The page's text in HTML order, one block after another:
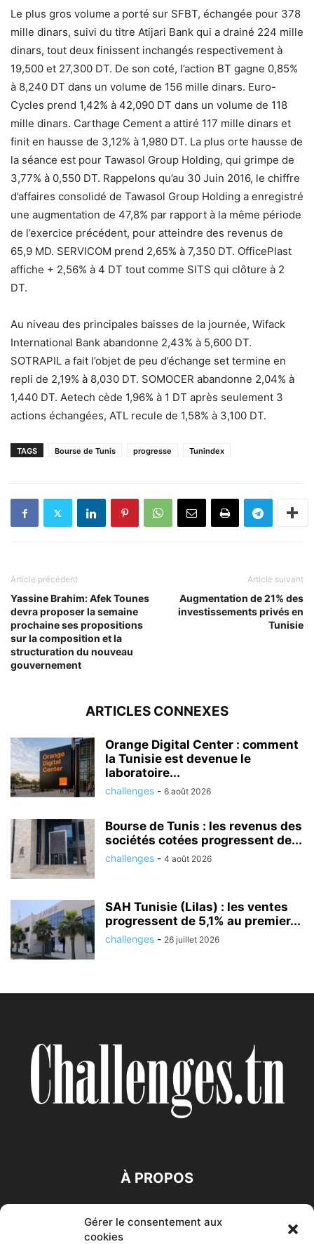
Gérer le consentement aux
cookies
Le plus gros volume a porté sur SFBT, échangée pour 378
mille dinars, suivi du titre Atijari Bank qui a drainé 224 mille
dinars, tout deux finissent inchangés respectivement à
19,500 et 27,300 DT. De son coté, l’action BT gagne 0,85%
à 8,240 DT dans un volume de 156 mille dinars. Euro-
Cycles prend 1,42% à 42,090 DT dans un volume de 118
mille dinars. Carthage Cement a attiré 117 mille dinars et
finit en hausse de 3,12% à 1,980 DT. La plus orte hausse de
la séance est pour Tawasol Group Holding, qui grimpe de
3,77% à 0,550 DT. Rappelons qu’au 30 Juin 2016, le chiffre
d’affaires consolidé de Tawasol Group Holding a enregistré
une augmentation de 47,8% par rapport à la même période
de l’exercice précédent, pour atteindre des revenus de
65,9 MD. SERVICOM prend 2,65% à 7,350 DT. OfficePlast
affiche + 2,56% à 4 DT tout comme SITS qui clôture à 2
DT.
Au niveau des principales baisses de la journée, Wifack
International Bank abandonne 2,43% à 5,600 DT.
SOTRAPIL a fait l’objet de peu d’échange set termine en
repli de 2,19% à 8,030 DT. SOMOCER abandonne 2,04% à
1,440 DT. Aetech cède 1,96% à 1 DT après seulement 3
actions échangées, ATL recule de 1,58% à 3,100 DT.
TAGS Bourse de Tunis progresse Tunindex
Article précédent
Yassine Brahim: Afek Tounes
devra proposer la semaine
prochaine ses propositions
sur la composition et la
structuration du nouveau
gouvernement
Article suivant
Augmentation de 21% des
investissements privés en
Tunisie
ARTICLES CONNEXES
Orange Digital Center : comment
la Tunisie est devenue le
laboratoire...
challenges - 6 août 2026
Bourse de Tunis : les revenus des
sociétés cotées progressent de...
challenges - 4 août 2026
SAH Tunisie (Lilas) : les ventes
progressent de 5,1% au premier...
challenges - 26 juillet 2026
À PROPOS
SUIVEZ NOUS